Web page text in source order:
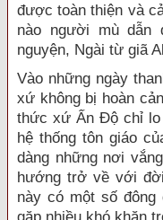
được toàn thiện và
nào người mù dẫn
nguyện, Ngài từ giã
Vào những ngày
xứ không bị hoàn
thức xứ Ấn Độ chỉ lo
hệ thống tôn giáo
dàng những nơi
hướng trở về với
này có một số
gặp nhiều khó khăn